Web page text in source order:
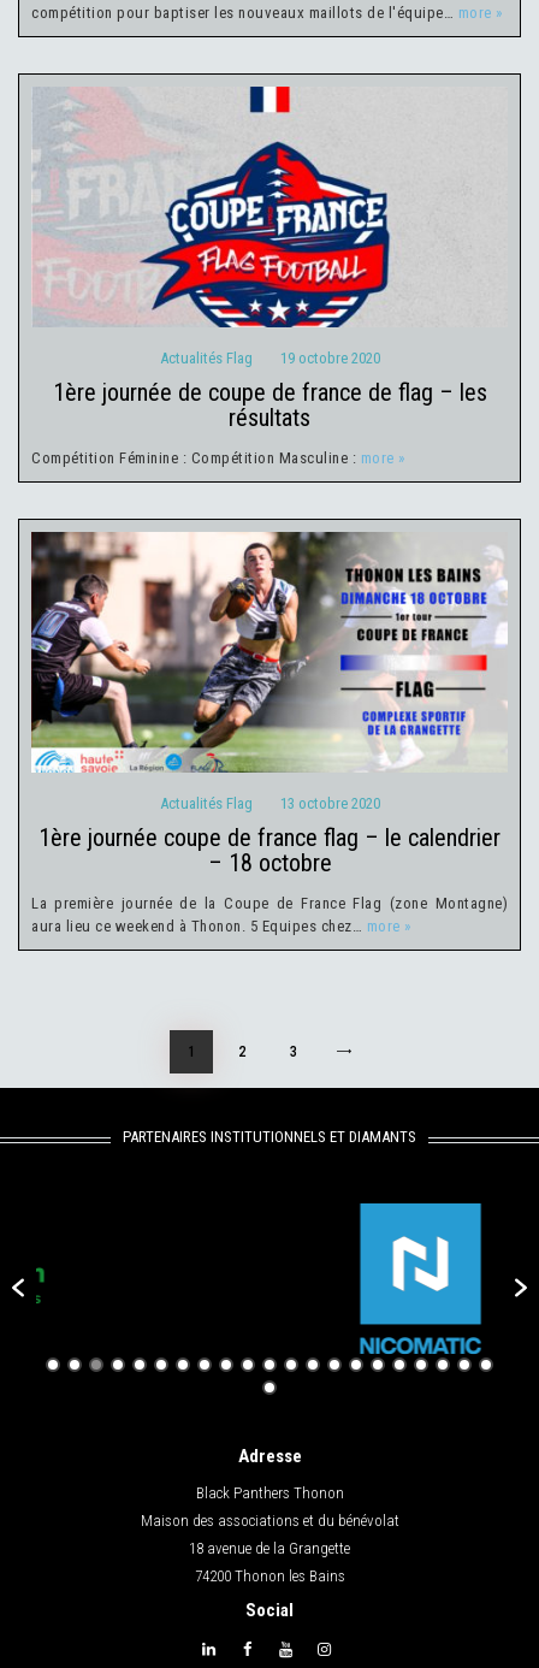
compétition pour baptiser les nouveaux maillots de l'équipe… more »
Actualités Flag 19 octobre 2020
Actualités Flag 19 octobre 2020
1ère journée de coupe de france de flag – les
résultats
Compétition Féminine : Compétition Masculine : more »
Actualités Flag 13 octobre 2020
Actualités Flag 13 octobre 2020
1ère journée coupe de france flag – le calendrier
– 18 octobre
La première journée de la Coupe de France Flag (zone Montagne)
aura lieu ce weekend à Thonon. 5 Equipes chez… more »
des
PAGE
1 PAGE
2 PAGE
3
PARTENAIRES INSTITUTIONNELS ET DIAMANTS
Adresse
Black Panthers Thonon
Maison des associations et du bénévolat
18 avenue de la Grangette
74200 Thonon les Bains
Social